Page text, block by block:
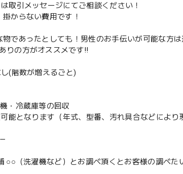
取引メッセージにてご相談ください！
からない費用です！
物であったとしても！男性のお手伝いが可能な方
りの方がオススメです‼️
(階数が増えるごと)
・冷蔵庫等の回収
能となります（年式、型番、汚れ具合などにより
○○（洗濯機など）とお調べ頂くとお客様の調べた